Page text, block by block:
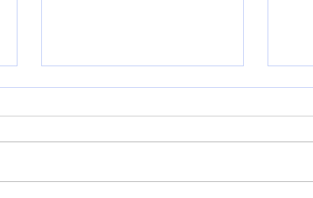
どんど焼き